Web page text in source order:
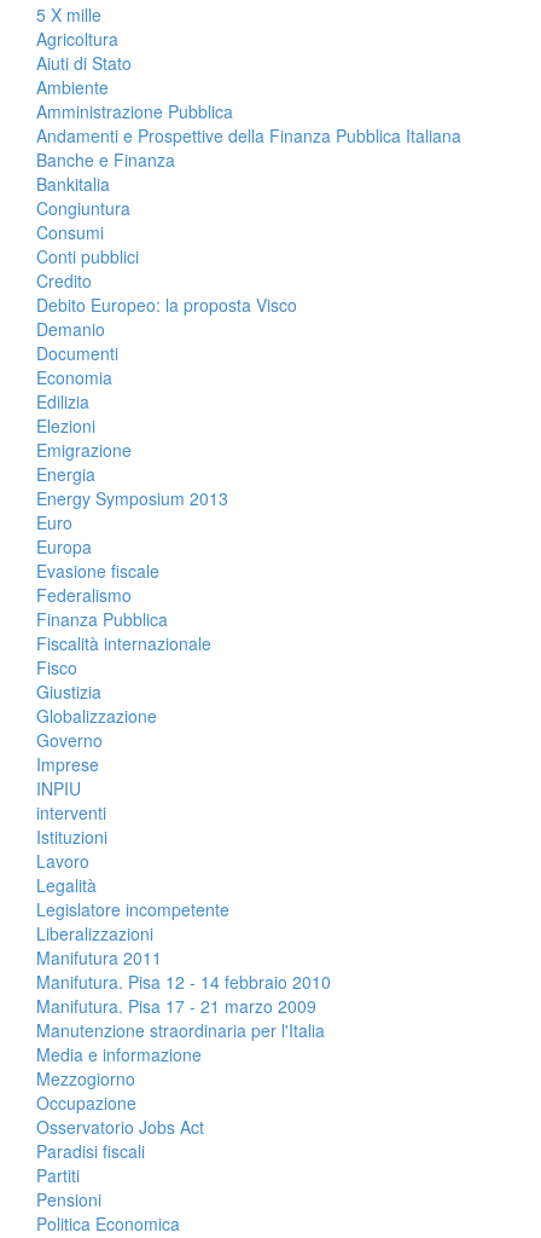
5 X mille
Agricoltura
Aiuti di Stato
Ambiente
Amministrazione Pubblica
Andamenti e Prospettive della Finanza Pubblica Italiana
Banche e Finanza
Bankitalia
Congiuntura
Consumi
Conti pubblici
Credito
Debito Europeo: la proposta Visco
Demanio
Documenti
Economia
Edilizia
Elezioni
Emigrazione
Energia
Energy Symposium 2013
Euro
Europa
Evasione fiscale
Federalismo
Finanza Pubblica
Fiscalità internazionale
Fisco
Giustizia
Globalizzazione
Governo
Imprese
INPIU
interventi
Istituzioni
Lavoro
Legalità
Legislatore incompetente
Liberalizzazioni
Manifutura 2011
Manifutura. Pisa 12 - 14 febbraio 2010
Manifutura. Pisa 17 - 21 marzo 2009
Manutenzione straordinaria per l'Italia
Media e informazione
Mezzogiorno
Occupazione
Osservatorio Jobs Act
Paradisi fiscali
Partiti
Pensioni
Politica Economica